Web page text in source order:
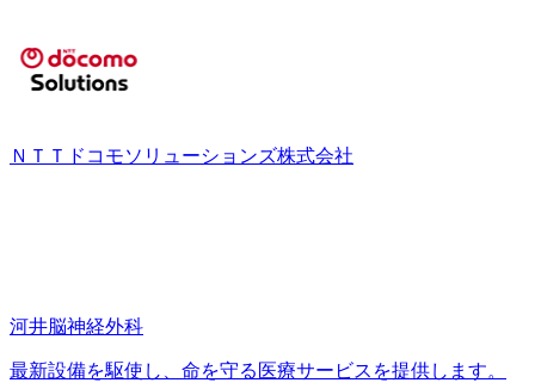
ＮＴＴドコモソリューションズ株式会社
河井脳神経外科
最新設備を駆使し、命を守る医療サービスを提供します。